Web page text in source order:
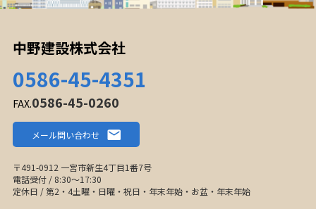
中野建設株式会社
0586-45-4351
FAX.0586-45-0260
メール問い合わせ
〒491-0912 一宮市新生4丁目1番7号
電話受付 / 8:30〜17:30
定休日 / 第2・4土曜・日曜・祝日・年末年始・お盆・年末年始